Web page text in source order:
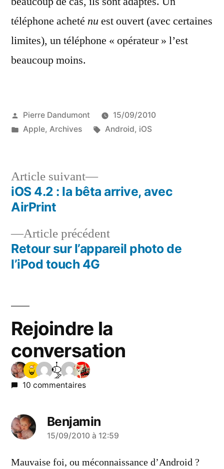
téléphone acheté nuest ouvert (avec certaines
limites), un téléphone « opérateur » l’est
beaucoup moins.
Publié
par
Pierre Dandumont
15/09/2010
Publié
Apple, Archives Étiquettes :
Android, iOS
Navigation
l’article
Article précédentArticle
précédent :
Retour sur l’appareil photo de
l’iPod touch 4G
Article suivant
Article
suivant :
iOS 4.2 : la bêta arrive, avec
AirPrint
Rejoindre la
conversation
10 commentaires
Benjamin
a
dit :
15/09/2010 à 12:59
Mauvaise foi, ou méconnaissance d’Android ?